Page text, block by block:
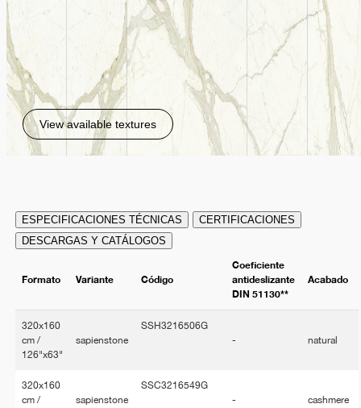
View available textures
ESPECIFICACIONES TÉCNICAS
CERTIFICACIONES
DESCARGAS Y CATÁLOGOS
Formato Variante Código
Coeficiente
antideslizante
DIN 51130**
Acabado
320x160
cm /
126"x63"
sapienstone
SSH3216506G
-
natural
320x160
cm /
sapienstone
SSC3216549G
-
cashmere